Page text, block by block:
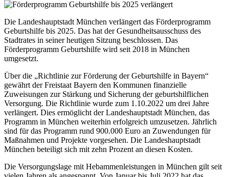
Die Landeshauptstadt München verlängert das Förderprogramm
Geburtshilfe bis 2025. Das hat der Gesundheitsausschuss des
Stadtrates in seiner heutigen Sitzung beschlossen. Das
Förderprogramm Geburtshilfe wird seit 2018 in München
umgesetzt.
Über die „Richtlinie zur Förderung der Geburtshilfe in Bayern“
gewährt der Freistaat Bayern den Kommunen finanzielle
Zuweisungen zur Stärkung und Sicherung der geburtshilflichen
Versorgung. Die Richtlinie wurde zum 1.10.2022 um drei Jahre
verlängert. Dies ermöglicht der Landeshauptstadt München, das
Programm in München weiterhin erfolgreich umzusetzen. Jährlich
sind für das Programm rund 900.000 Euro an Zuwendungen für
Maßnahmen und Projekte vorgesehen. Die Landeshauptstadt
München beteiligt sich mit zehn Prozent an diesen Kosten.
Die Versorgungslage mit Hebammenleistungen in München gilt seit